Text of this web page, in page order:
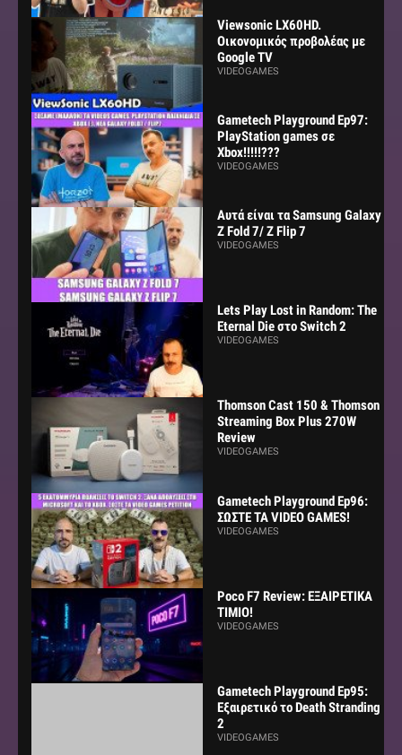
Viewsonic LX60HD.
Οικονομικός προβολέας με
Google TV
VIDEOGAMES
Gametech Playground Ep97:
PlayStation games σε
Xbox!!!!!???
VIDEOGAMES
Αυτά είναι τα Samsung Galaxy
Z Fold 7/ Z Flip 7
VIDEOGAMES
Lets Play Lost in Random: The
Eternal Die στο Switch 2
VIDEOGAMES
Thomson Cast 150 & Thomson
Streaming Box Plus 270W
Review
VIDEOGAMES
Gametech Playground Ep96:
ΣΩΣΤΕ ΤΑ VIDEO GAMES!
VIDEOGAMES
Poco F7 Review: ΕΞΑΙΡΕΤΙΚΑ
ΤΙΜΙΟ!
VIDEOGAMES
Gametech Playground Ep95:
Εξαιρετικό το Death Stranding
2
VIDEOGAMES